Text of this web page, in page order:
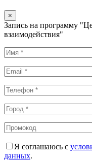
×
Запись на программу
взаимодействия"
Я соглашаюсь с
данных.